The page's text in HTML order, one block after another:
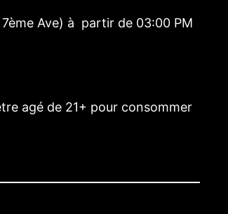
Ave) à partir de 03:00 PM
agé de 21+ pour consommer